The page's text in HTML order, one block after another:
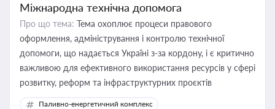
Міжнародна технічна допомога
Про що тема: Тема охоплює процеси правового
оформлення, адміністрування і контролю технічної
допомоги, що надається Україні з-за кордону, і є критично
важливою для ефективного використання ресурсів у сфері
розвитку, реформ та інфраструктурних проєктів
Паливно-енергетичний комплекс